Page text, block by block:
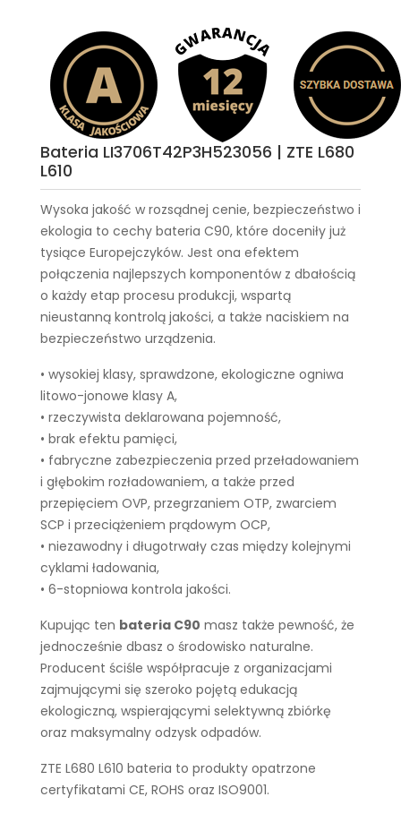
Bateria LI3706T42P3H523056 | ZTE L680
L610
Wysoka jakość w rozsądnej cenie, bezpieczeństwo i
ekologia to cechy bateria C90, które doceniły już
tysiące Europejczyków. Jest ona efektem
połączenia najlepszych komponentów z dbałością
o każdy etap procesu produkcji, wspartą
nieustanną kontrolą jakości, a także naciskiem na
bezpieczeństwo urządzenia.
• wysokiej klasy, sprawdzone, ekologiczne ogniwa
litowo-jonowe klasy A,
• rzeczywista deklarowana pojemność,
• brak efektu pamięci,
• fabryczne zabezpieczenia przed przeładowaniem
i głębokim rozładowaniem, a także przed
przepięciem OVP, przegrzaniem OTP, zwarciem
SCP i przeciążeniem prądowym OCP,
• niezawodny i długotrwały czas między kolejnymi
cyklami ładowania,
• 6-stopniowa kontrola jakości.
Kupując ten bateria C90 masz także pewność, że
jednocześnie dbasz o środowisko naturalne.
Producent ściśle współpracuje z organizacjami
zajmującymi się szeroko pojętą edukacją
ekologiczną, wspierającymi selektywną zbiórkę
oraz maksymalny odzysk odpadów.
ZTE L680 L610 bateria to produkty opatrzone
certyfikatami CE, ROHS oraz ISO9001.